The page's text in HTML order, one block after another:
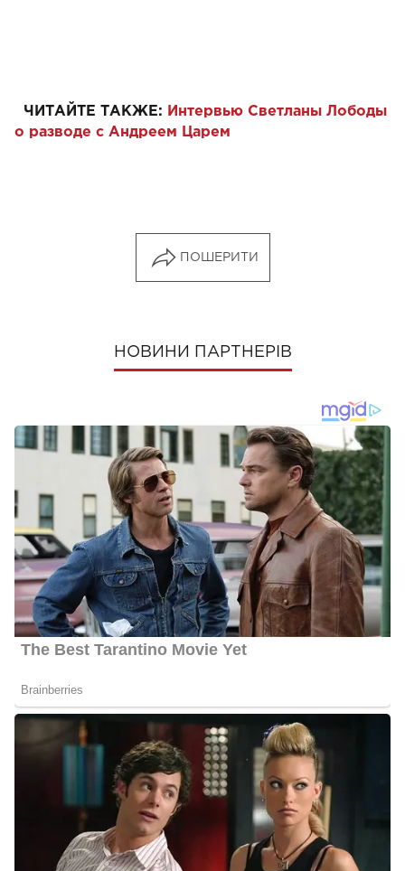
ЧИТАЙТЕ ТАКЖЕ: Интервью Светланы Лободы
о разводе с Андреем Царем
ПОШЕРИТИ
НОВИНИ ПАРТНЕРІВ